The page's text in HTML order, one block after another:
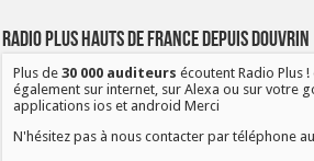
Radio Plus Hauts de France depuis Douvrin
Plus de30 000 auditeurs écoutent Radio Plus
également sur internet, sur Alexa ou sur votre
applications ios et android Merci
N'hésitez pas à nous contacter par téléphone au